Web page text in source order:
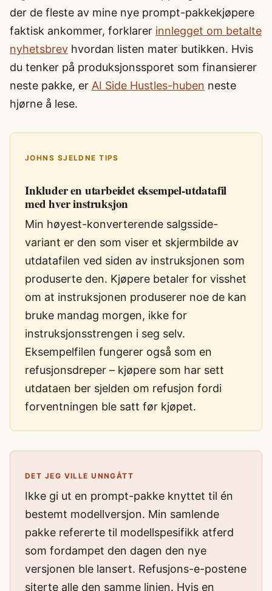
der de fleste av mine nye prompt-pakkekjøpere
faktisk ankommer, forklarer innlegget om betalte
nyhetsbrev hvordan listen mater butikken. Hvis
du tenker på produksjonssporet som finansierer
neste pakke, er AI Side Hustles-huben neste
hjørne å lese.
JOHNS SJELDNE TIPS
Inkluder en utarbeidet eksempel-utdatafil
med hver instruksjon
Min høyest-konverterende salgsside-
variant er den som viser et skjermbilde av
utdatafilen ved siden av instruksjonen som
produserte den. Kjøpere betaler for visshet
om at instruksjonen produserer noe de kan
bruke mandag morgen, ikke for
instruksjonsstrengen i seg selv.
Eksempelfilen fungerer også som en
refusjonsdreper – kjøpere som har sett
utdataen ber sjelden om refusjon fordi
forventningen ble satt før kjøpet.
DET JEG VILLE UNNGÅTT
Ikke gi ut en prompt-pakke knyttet til én
bestemt modellversjon. Min samlende
pakke refererte til modellspesifikk atferd
som fordampet den dagen den nye
versjonen ble lansert. Refusjons-e-postene
siterte alle den samme linjen. Hvis en